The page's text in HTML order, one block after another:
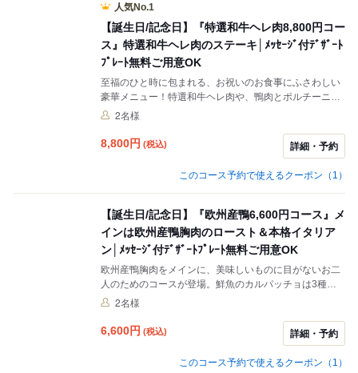
人気No.1
【誕生日/記念日】『特選和牛ヘレ肉8,800円コー
ス』特選和牛ヘレ肉のステーキ│ﾒｯｾｰｼﾞ付ﾃﾞｻﾞｰﾄ
ﾌﾟﾚｰﾄ無料ご用意OK
至福のひと時に包まれる、お祝いのお食事にふさわしい
豪華メニュー！特選和牛ヘレ肉や、鴨肉とポルチーニ茸
など、豊かな味わいを醸し出す素材を惜しみなく使用し
びに満ちた非日常のひと時を演出。コースのドルチェを
メッセージ付プレートに無料にてご変更いたします。
2名様
8,800円 (税込) 詳細・予約
このコース予約で使えるクーポン（1）
【誕生日/記念日】『欧州産鴨6,600円コース』メ
インは欧州産鴨胸肉のロースト＆本格イタリア
ン│ﾒｯｾｰｼﾞ付ﾃﾞｻﾞｰﾄﾌﾟﾚｰﾄ無料ご用意OK
欧州産鴨胸肉をメインに、美味しいものに目がないお二
人のためのコースが登場。鮮魚のカルパッチョは3種、
自慢のパスタなど、多彩な素材を愉しめるバラエティに
スのドルチェをメッセージ付プレートに無料にてご変更
いたします。いつもよりもちょっといいモノが食べたい
2名様
6,600円 (税込) 詳細・予約
このコース予約で使えるクーポン（1）